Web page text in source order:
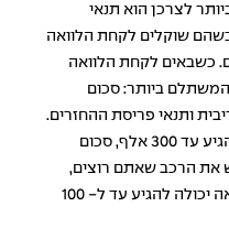
לצרכן הוא תנאי
ציינו שכשהם שוקלים לקחת הלוואה
כשבאים לקחת הלוואה
ביותר: סכום
ותנאי פריסת ההחזרים.
במימון ישיר גובה ההלוואה יכול להגיע עד 300 אלף, סכום
את הרכב שאתם רוצים,
ואם זה לא מספיק, אז פריסת הלוואה יכולה להגיע עד ל- 100